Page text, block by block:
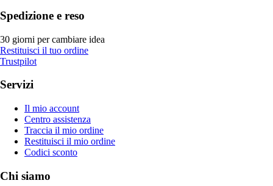
Spedizione e reso
30 giorni per cambiare idea
Restituisci il tuo ordine
Trustpilot
Servizi
Il mio account
Centro assistenza
Traccia il mio ordine
Restituisci il mio ordine
Codici sconto
Chi siamo